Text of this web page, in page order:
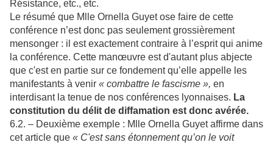
Résistance, etc., etc.
Le résumé que Mlle Ornella Guyet ose faire de cette
conférence n’est donc pas seulement grossièrement
mensonger : il est exactement contraire à l’esprit qui anime
la conférence. Cette manœuvre est d'autant plus abjecte
que c'est en partie sur ce fondement qu’elle appelle les
manifestants à venir « combattre le fascisme », en
interdisant la tenue de nos conférences lyonnaises. La
constitution du délit de diffamation est donc avérée.
6.2. – Deuxième exemple : Mlle Ornella Guyet affirme dans
cet article que « C'est sans étonnement qu’on le voit